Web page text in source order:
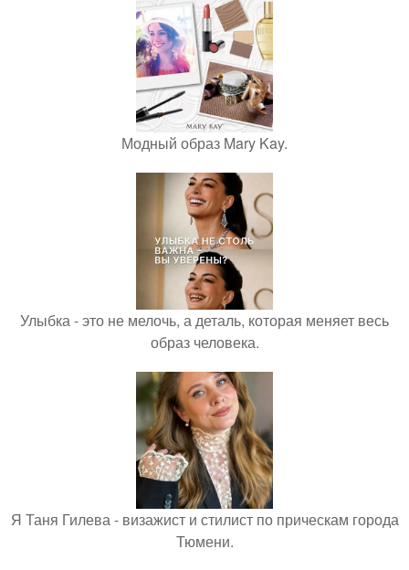
Модный образ Mary Kay.
Улыбка - это не мелочь, а деталь, которая меняет весь
образ человека.
Я Таня Гилева - визажист и стилист по прическам города
Тюмени.